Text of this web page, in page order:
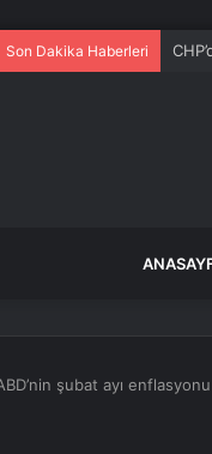
Son Dakika Haberleri
şubat ayı